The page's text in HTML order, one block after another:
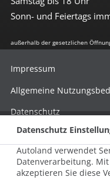
Sonn- und Feiertags
außerhalb der gesetzlichen
Impressum
Allgemeine
Datenschutz
Hinweisgebersystem
Beschwerde nach LkSG
Grundsatzerklärung zum
Datenschutz
Autoland verwendet
Datenverarbeitung.
akzeptieren Sie diese